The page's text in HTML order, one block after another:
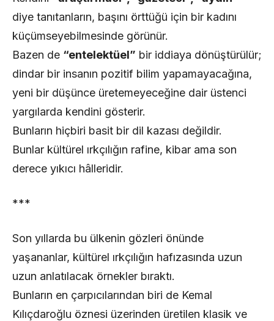
diye tanıtanların, başını örttüğü için bir kadını
küçümseyebilmesinde görünür.
Bazen de “entelektüel” bir iddiaya dönüştürülür;
dindar bir insanın pozitif bilim yapamayacağına,
yeni bir düşünce üretemeyeceğine dair üstenci
yargılarda kendini gösterir.
Bunların hiçbiri basit bir dil kazası değildir.
Bunlar kültürel ırkçılığın rafine, kibar ama son
derece yıkıcı hâlleridir.
***
Son yıllarda bu ülkenin gözleri önünde
yaşananlar, kültürel ırkçılığın hafızasında uzun
uzun anlatılacak örnekler bıraktı.
Bunların en çarpıcılarından biri de Kemal
Kılıçdaroğlu öznesi üzerinden üretilen klasik ve